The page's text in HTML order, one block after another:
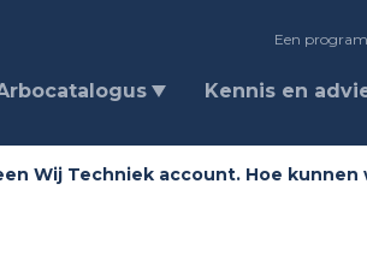
Een
Kennis en
Wij Techniek account. Hoe kunnen